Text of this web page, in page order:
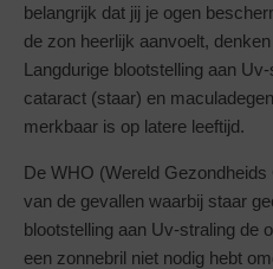
belangrijk dat jij je ogen
de zon heerlijk aanvoelt,
Langdurige blootstelling aan
cataract (staar) en
merkbaar is op latere leeftijd.
De WHO (Wereld
van de gevallen waarbij staar
blootstelling aan Uv-straling de
een zonnebril niet nodig hebt